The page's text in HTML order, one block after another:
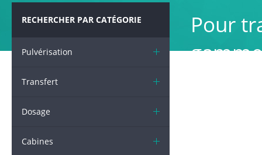
RECHERCHER PAR CATÉGORIE
Pulvérisation
Transfert
Dosage
Cabines
Pour